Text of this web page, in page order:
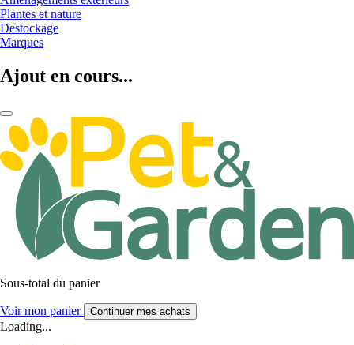
Plantes et nature
Destockage
Marques
Ajout en cours...
Sous-total du panier
Voir mon panier Continuer mes achats
Loading...